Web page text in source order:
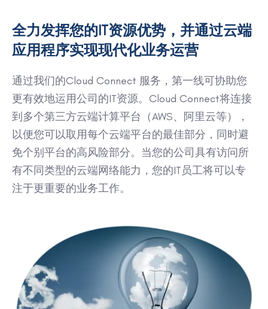
全力发挥您的IT资源优势，并通过云端
应用程序实现现代化业务运营
通过我们的Cloud Connect 服务，第一线可协助您
更有效地运用公司的IT资源。Cloud Connect将连接
到多个第三方云端计算平台（AWS、阿里云等），
以便您可以取用每个云端平台的最佳部分，同时避
免个别平台的高风险部分。当您的公司具有访问所
有不同类型的云端网络能力，您的IT员工将可以专
注于更重要的业务工作。